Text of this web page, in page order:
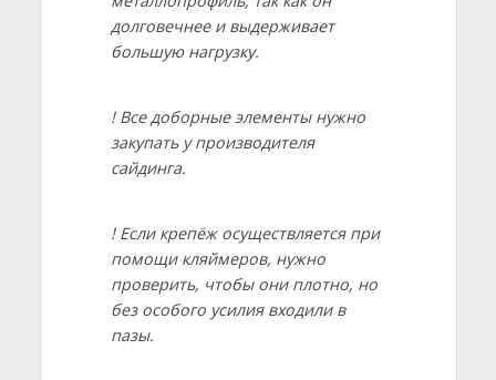
долговечнее и выдерживает
большую нагрузку.
! Все доборные элементы нужно
закупать у производителя
сайдинга.
! Если крепёж осуществляется при
помощи кляймеров, нужно
проверить, чтобы они плотно, но
без особого усилия входили в
пазы.